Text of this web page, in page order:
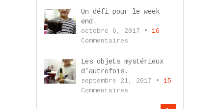
Un défi pour le week-
end.
octobre 6, 2017 • 16
Commentaires
Les objets mystérieux
d’autrefois.
septembre 21, 2017 • 15
Commentaires